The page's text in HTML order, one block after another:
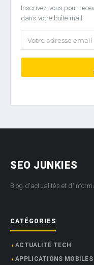
Inscrivez-vous pour
dans votre boîte mail.
Votre adresse email
SEO JUNKIES
Blog d'actualités et
CATÉGORIES
ACTUALITÉ TECH
APPLICATIONS MOBILES